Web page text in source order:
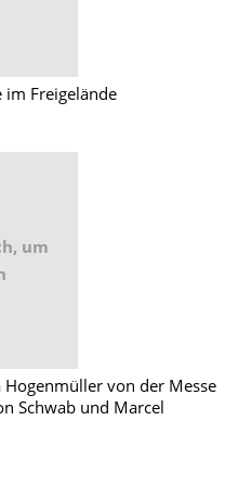
im Freigelände
um
von der Messe
Schwab und Marcel